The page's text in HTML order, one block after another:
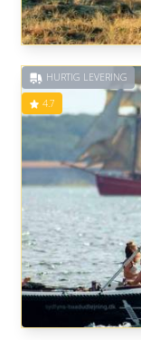
HURTIG LEVERING
4.7